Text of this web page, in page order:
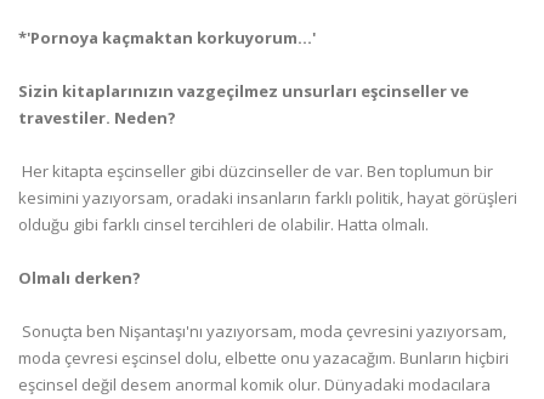
*'Pornoya kaçmaktan korkuyorum...'
Sizin kitaplarınızın vazgeçilmez unsurları eşcinseller ve
travestiler. Neden?
 Her kitapta eşcinseller gibi düzcinseller de var. Ben toplumun bir
kesimini yazıyorsam, oradaki insanların farklı politik, hayat görüşleri
olduğu gibi farklı cinsel tercihleri de olabilir. Hatta olmalı.
Olmalı derken?
 Sonuçta ben Nişantaşı'nı yazıyorsam, moda çevresini yazıyorsam,
moda çevresi eşcinsel dolu, elbette onu yazacağım. Bunların hiçbiri
eşcinsel değil desem anormal komik olur. Dünyadaki modacılara